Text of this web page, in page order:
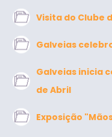
Visita do Clube
Galveias
Galveias inicia
de Abril
Exposição